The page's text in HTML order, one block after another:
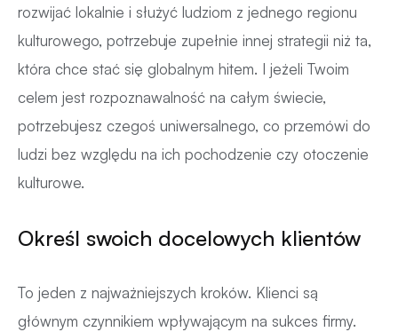
rozwijać lokalnie i służyć ludziom z jednego regionu
kulturowego, potrzebuje zupełnie innej strategii niż ta,
która chce stać się globalnym hitem. I jeżeli Twoim
celem jest rozpoznawalność na całym świecie,
potrzebujesz czegoś uniwersalnego, co przemówi do
ludzi bez względu na ich pochodzenie czy otoczenie
kulturowe.
Określ swoich docelowych klientów
To jeden z najważniejszych kroków. Klienci są
głównym czynnikiem wpływającym na sukces firmy.